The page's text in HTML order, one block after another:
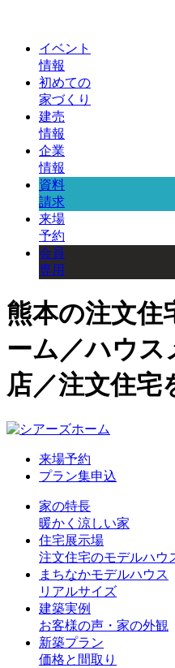
イベント
情報
初めての
家づくり
建売
情報
企業
情報
資料
請求
来場
予約
会員
専用
熊本の注文住
ーム／ハウス
店／注文住宅
来場予約
プラン集申込
家の特長
暖かく涼しい家
住宅展示場
注文住宅のモデルハウ
まちなかモデルハウス
リアルサイズ
建築実例
お客様の声・家の外観
新築プラン
価格と間取り